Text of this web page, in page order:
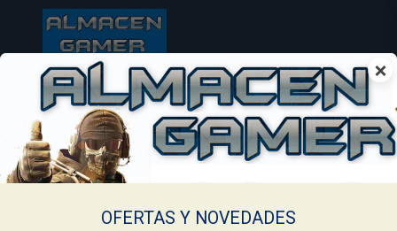
×
OFERTAS Y NOVEDADES
Una vez realizado el pago, nos pondremos en contacto con vos
para proceder a la entrega del código.
Es importante que dejes bien detallado tu email y
número de whattapps